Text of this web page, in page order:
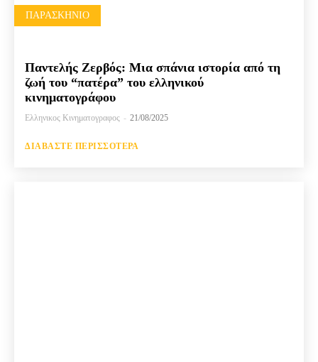
ΠΑΡΑΣΚΉΝΙΟ
Παντελής Ζερβός: Μια σπάνια ιστορία από τη
ζωή του “πατέρα” του ελληνικού
κινηματογράφου
Ελληνικος Κινηματογραφος - 21/08/2025
ΔΙΑΒΆΣΤΕ ΠΕΡΙΣΣΌΤΕΡΑ